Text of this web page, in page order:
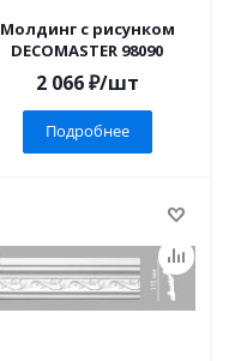
Молдинг с рисунком
DECOMASTER 98090
2 066₽/шт
Подробнее